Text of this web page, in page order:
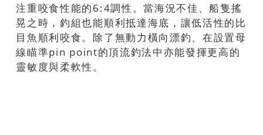
注重咬食性能的6:4調性。當海況不佳、船隻搖
晃之時，釣組也能順利抵達海底，讓低活性的比
目魚順利咬食。除了無動力橫向漂釣、在設置母
線瞄準pin point的頂流釣法中亦能發揮更高的
靈敏度與柔軟性。